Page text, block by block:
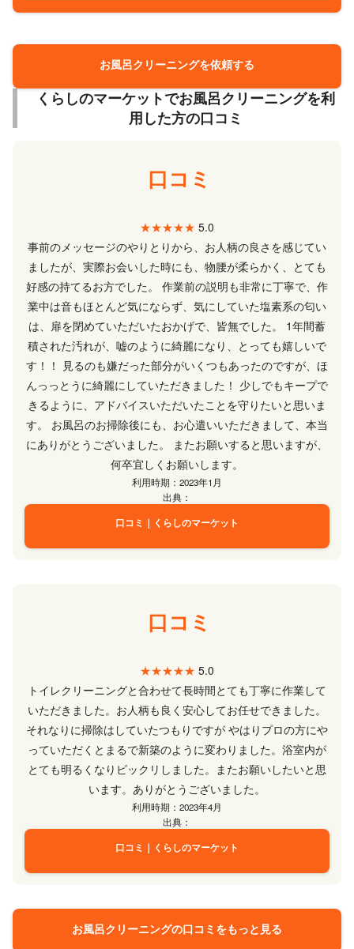
お風呂クリーニングを依頼する
くらしのマーケットでお風呂クリーニングを利
用した方の口コミ
口コミ
★★★★★ 5.0
事前のメッセージのやりとりから、お人柄の良さを感じてい
ましたが、実際お会いした時にも、物腰が柔らかく、とても
好感の持てるお方でした。 作業前の説明も非常に丁寧で、作
業中は音もほとんど気にならず、気にしていた塩素系の匂い
は、扉を閉めていただいたおかげで、皆無でした。 1年間蓄
積された汚れが、嘘のように綺麗になり、とっても嬉しいで
す！！ 見るのも嫌だった部分がいくつもあったのですが、ほ
んっっとうに綺麗にしていただきました！ 少しでもキープで
きるように、アドバイスいただいたことを守りたいと思いま
す。 お風呂のお掃除後にも、お心遣いいただきまして、本当
にありがとうございました。 またお願いすると思いますが、
何卒宜しくお願いします。
利用時期：2023年1月
出典：
口コミ｜くらしのマーケット
口コミ
★★★★★ 5.0
トイレクリーニングと合わせて長時間とても丁寧に作業して
いただきました。お人柄も良く安心してお任せできました。
それなりに掃除はしていたつもりですが やはりプロの方にや
っていただくとまるで新築のように変わりました。浴室内が
とても明るくなりビックリしました。またお願いしたいと思
います。ありがとうございました。
利用時期：2023年4月
出典：
口コミ｜くらしのマーケット
お風呂クリーニングの口コミをもっと見る